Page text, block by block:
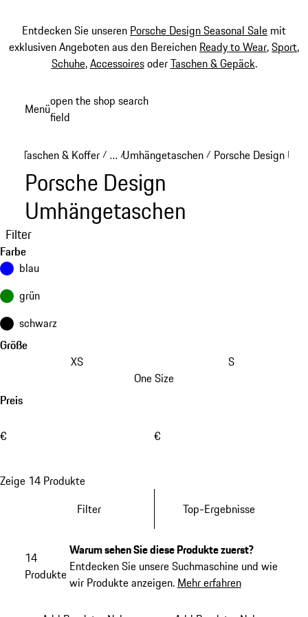
Entdecken Sie unseren Porsche Design Seasonal Sale mit
exklusiven Angeboten aus den Bereichen Ready to Wear,Sport,
Schuhe,AccessoiresoderTaschen & Gepäck.
Hauptinhalt
Menüopen the shop search
field
Taschen & Koffer / …
Reveal collapsed breadcrumb items
/Umhängetaschen / Porsche Design
Porsche Design
Umhängetaschen
Filter
Farbe
blau
grün
schwarz
Größe
XS
S
One Size
Preis
€ €
Zeige 14 Produkte
Filter
Top-Ergebnisse
14
Produkte
Warum sehen Sie diese Produkte zuerst?
Entdecken Sie unsere Suchmaschine und wie
wir Produkte anzeigen. Mehr erfahren